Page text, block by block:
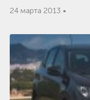
24 марта 2013 •